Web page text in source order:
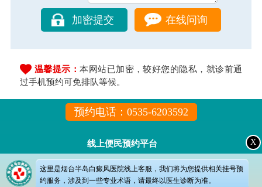
在线问询
温馨提示：本网站已加密，较好您的隐私，就诊前通
过手机预约可免排队等候。
预约电话：0535-6203592
线上便民预约平台 X
这里是烟台半岛白癜风医院线上客服，我们将为您提供相关挂号预
约服务，涉及到一些专业术语，请最终以医生诊断为准。